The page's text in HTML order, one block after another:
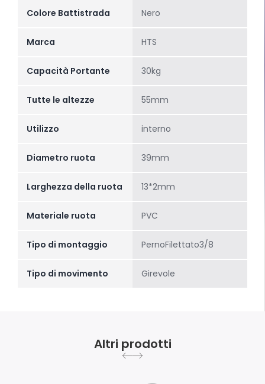
Colore Battistrada Nero
Marca HTS
Capacità Portante 30kg
Tutte le altezze 55mm
Utilizzo interno
Diametro ruota 39mm
Larghezza della ruota 13*2mm
Materiale ruota PVC
Tipo di montaggio PernoFilettato3/8
Tipo di movimento Girevole
Altri prodotti